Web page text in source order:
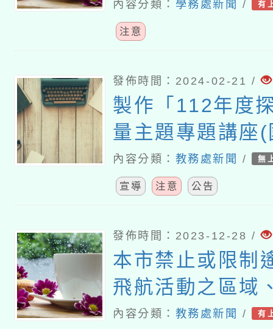
信」一案
內容分類： 學務處新聞 / 有
注意
發佈時間：2024-02-21 /
製作「112年度
量主題專題講座
學)」影片上架
師平臺
內容分類： 教務處新聞 / 無
宣導 注意 公告
發佈時間：2023-12-28 /
本市禁止或限制
飛航活動之區域
他管理事項公告
內容分類： 教務處新聞 / 有